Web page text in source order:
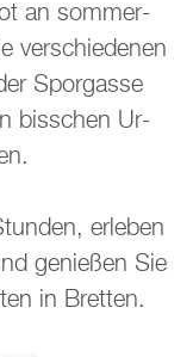
an som­mer­
ver­schie­de­nen
Spor­gas­se
biss­chen Ur­
er­le­ben
ge­nie­ßen Sie
in Brett­en.